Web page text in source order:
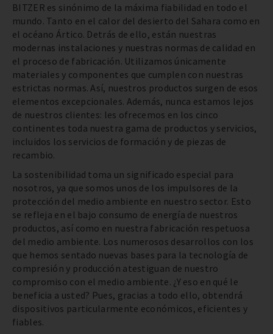
BITZER es sinónimo de la máxima fiabilidad en todo el
mundo. Tanto en el calor del desierto del Sahara como en
el océano Ártico. Detrás de ello, están nuestras
modernas instalaciones y nuestras normas de calidad en
el proceso de fabricación. Utilizamos únicamente
materiales y componentes que cumplen con nuestras
estrictas normas. Así, nuestros productos surgen de esos
elementos excepcionales. Además, nunca estamos lejos
de nuestros clientes: les ofrecemos en los cinco
continentes toda nuestra gama de productos y servicios,
incluidos los servicios de formación y de piezas de
recambio.
La sostenibilidad toma un significado especial para
nosotros, ya que somos unos de los impulsores de la
protección del medio ambiente en nuestro sector. Esto
se refleja en el bajo consumo de energía de nuestros
productos, así como en nuestra fabricación respetuosa
del medio ambiente. Los numerosos desarrollos con los
que hemos sentado nuevas bases para la tecnología de
compresión y producción atestiguan de nuestro
compromiso con el medio ambiente. ¿Y eso en qué le
beneficia a usted? Pues, gracias a todo ello, obtendrá
dispositivos particularmente económicos, eficientes y
fiables.